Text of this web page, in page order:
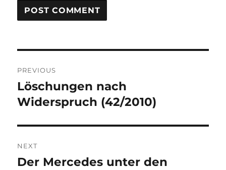
navigation
PREVIOUS
Previous
post:
Löschungen nach
Widerspruch (42/2010)
NEXT
Next
Der Mercedes unter den